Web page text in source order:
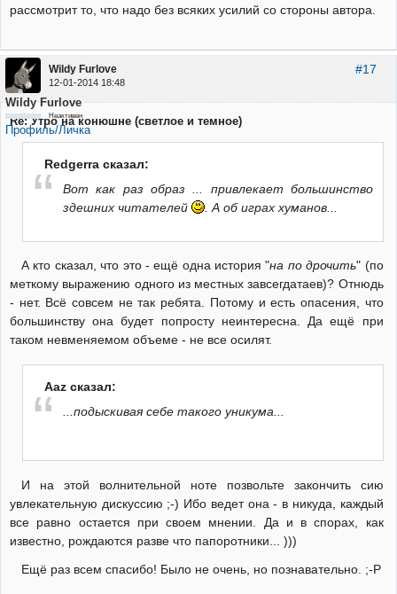
рассмотрит то, что надо без всяких усилий со стороны автора.
#17
Wildy Furlove
12-01-2014 18:48
Wildy Furlove
Неактивен
Профиль/Личка
Re: Утро на конюшне (светлое и темное)
Redgerra сказал:
Вот как раз образ ... привлекает большинство
здешних читателей
. А об играх хуманов...
А кто сказал, что это - ещё одна история "на по дрочить" (по
меткому выражению одного из местных завсегдатаев)? Отнюдь
- нет. Всё совсем не так ребята. Потому и есть опасения, что
большинству она будет попросту неинтересна. Да ещё при
таком невменяемом объеме - не все осилят.
Aaz сказал:
...подыскивая себе такого уникума...
И на этой волнительной ноте позвольте закончить сию
увлекательную дискуссию ;-) Ибо ведет она - в никуда, каждый
все равно остается при своем мнении. Да и в спорах, как
известно, рождаются разве что папоротники... )))
Ещё раз всем спасибо! Было не очень, но познавательно. ;-Р